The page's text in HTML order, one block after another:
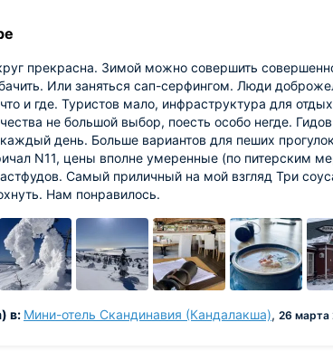
прекрасна. Зимой можно совершить
Или заняться сап-серфингом. Люди
и где. Туристов мало, инфраструктура для
не большой выбор, поесть особо негде.
каждый день. Больше вариантов для пеших
N11, цены вполне умеренные (по питерским
Самый приличный на мой взгляд Три
Нам понравилось.
в: Мини-отель Скандинавия (Кандалакша), 26 марта